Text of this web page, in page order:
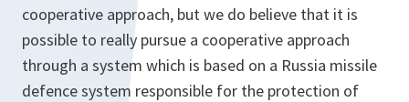
cooperative approach, but we do believe that it is
possible to really pursue a cooperative approach
through a system which is based on a Russia missile
defence system responsible for the protection of